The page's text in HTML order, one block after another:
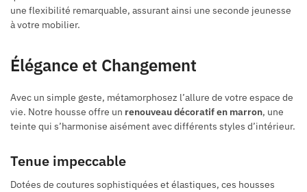
une flexibilité remarquable, assurant ainsi une seconde jeunesse
à votre mobilier.
Élégance et Changement
Avec un simple geste, métamorphosez l’allure de votre espace de
vie. Notre housse offre un renouveau décoratif en marron, une
teinte qui s’harmonise aisément avec différents styles d’intérieur.
Tenue impeccable
Dotées de coutures sophistiquées et élastiques, ces housses